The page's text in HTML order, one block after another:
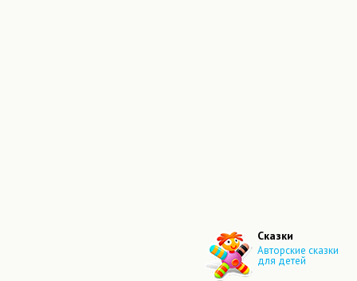
Сказки
Авторские сказки
для детей